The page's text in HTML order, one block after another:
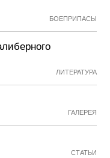
БОЕПРИПАСЫ
ЛИТЕРАТУРА
ГАЛЕРЕЯ
СТАТЬИ